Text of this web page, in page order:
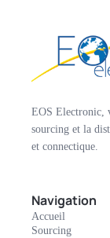
EOS Electronic,
sourcing et la
et connectique.
Navigation
Accueil
Sourcing